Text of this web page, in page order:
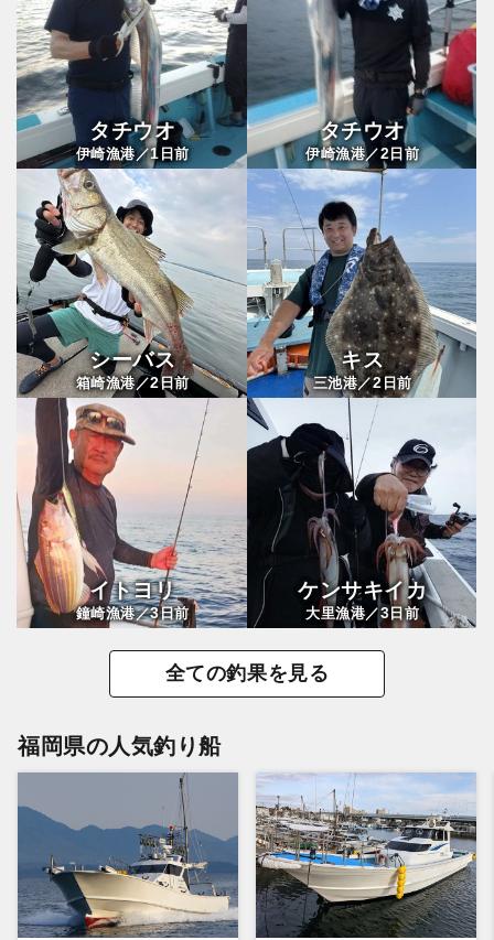
タチウオ
伊崎漁港／1 日前
タチウオ
伊崎漁港／2日前
シーバス
箱崎漁港／2日前
キス
三池港／2 日前
イトヨリ
鐘崎漁港／3日前
ケンサキイカ
大里漁港／3日前
全ての釣果を見る
福岡県の人気釣り船